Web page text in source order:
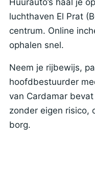
luchthaven El Prat
centrum. Online
ophalen snel.
Neem je rijbewijs,
hoofdbestuurder
van Cardamar
zonder eigen risico,
borg.